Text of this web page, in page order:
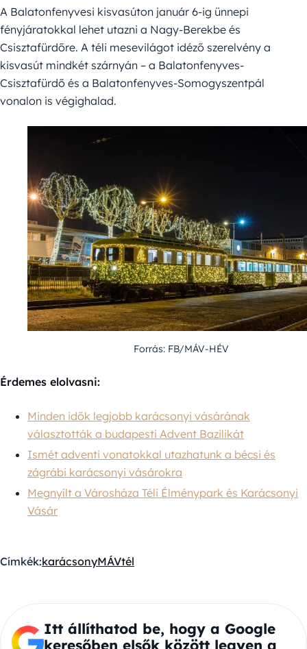
A Balatonfenyvesi kisvasúton január 6-ig ünnepi
fényjáratokkal lehet utazni a Nagy-Berekbe és
Csisztafürdőre. A téli mesevilágot idéző szerelvény a
kisvasút mindkét szárnyán – a Balatonfenyves-
Csisztafürdő és a Balatonfenyves-Somogyszentpál
vonalon is végighalad.
Forrás: FB/MÁV-HÉV
Érdemes elolvasni:
Minden idők legjobb karácsonyi vásárának
választották a budapesti Advent Bazilikát
Ismét adventi vonatokkal utazhatunk a bécsi és
zágrábi karácsonyi vásárokra
Megnyílt a Városháza Téli Élménypark és Karácsonyi
Vásár
Címkék:karácsonyMÁVtél
Itt állíthatod be, hogy a Google
keresőben elsők között legyen a